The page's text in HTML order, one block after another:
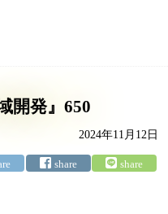
開発』650
2024年11月12日